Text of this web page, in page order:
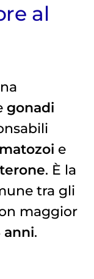
al
gonadi
e
. È la
tra gli
maggior
anni.